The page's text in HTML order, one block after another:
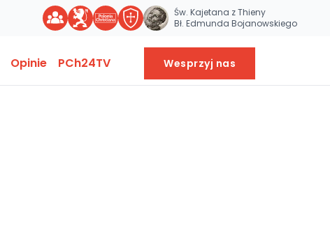
Św. Kajetana z Thieny
Bł. Edmunda Bojanowskiego
Opinie PCh24TV Wesprzyj nas